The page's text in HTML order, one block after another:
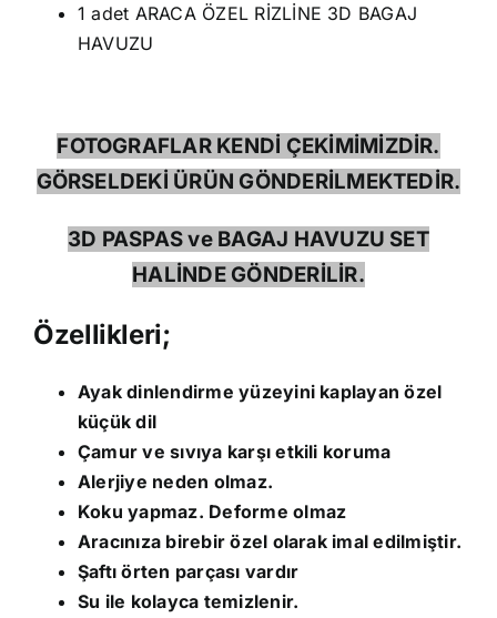
1 adet ARACA ÖZEL RİZLİNE 3D BAGAJ
HAVUZU
FOTOGRAFLAR KENDİ ÇEKİMİMİZDİR.
GÖRSELDEKİ ÜRÜN GÖNDERİLMEKTEDİR.
3D PASPAS ve BAGAJ HAVUZU SET
HALİNDE GÖNDERİLİR.
Özellikleri;
Ayak dinlendirme yüzeyini kaplayan özel
küçük dil
Çamur ve sıvıya karşı etkili koruma
Alerjiye neden olmaz.
Koku yapmaz. Deforme olmaz
Aracınıza birebir özel olarak imal edilmiştir.
Şaftı örten parçası vardır
Su ile kolayca temizlenir.